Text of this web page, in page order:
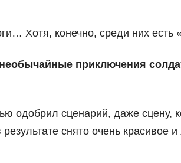
Хотя, конечно, среди них есть
приключения
одобрил сценарий, даже сцену,
снято очень красивое